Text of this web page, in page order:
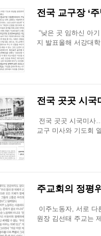
전국 교구장 ‘
“낮은 곳 임하신 아
지 발표올해 서강대
전국 곳곳 시
전국 곳곳 시국미사
교구 미사와 기도회
주교회의 정평
이주노동자, 서로
원장 김선태 주교는